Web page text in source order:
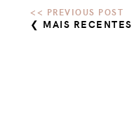
❮ MAIS RECENTES